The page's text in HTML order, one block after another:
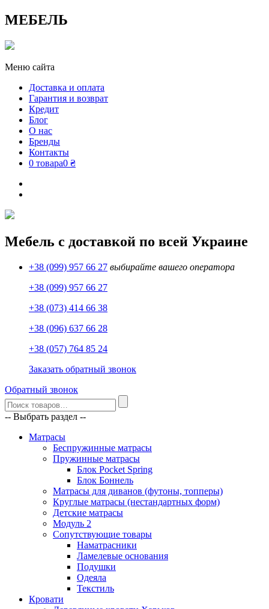
МЕБЕЛЬ
Меню сайта
Доставка и оплата
Гарантия и возврат
Кредит
Блог
О нас
Бренды
Контакты
0 товара0 ₴
Мебель с доставкой по всей Украине
+38 (099) 957 66 27 выбирайте вашего оператора
+38 (099) 957 66 27
+38 (073) 414 66 38
+38 (096) 637 66 28
+38 (057) 764 85 24
Заказать обратный звонок
Обратный звонок
-- Выбрать раздел --
Матрасы
Беспружинные матрасы
Пружинные матрасы
Блок Pocket Spring
Блок Боннель
Матрасы для диванов (футоны, топперы)
Круглые матрасы (нестандартных форм)
Детские матрасы
Модуль 2
Сопутствующие товары
Наматрасники
Ламелевые основания
Подушки
Одеяла
Текстиль
Кровати